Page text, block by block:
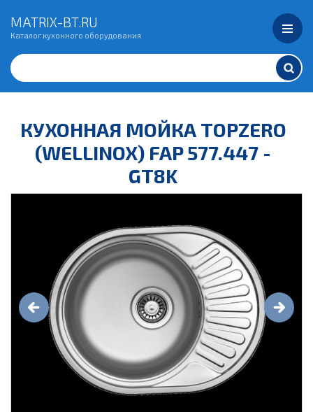
MATRIX-BT.RU
Каталог кухонного оборудования
КУХОННАЯ МОЙКА TOPZERO
(WELLINOX) FAP 577.447 -
GT8K